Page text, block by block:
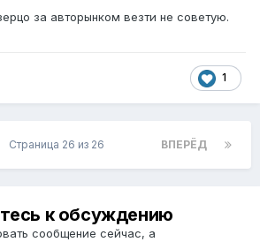
за авторынком везти не советую.
1
ВПЕРЁД
Страница 26 из 26
к обсуждению
сообщение сейчас, а